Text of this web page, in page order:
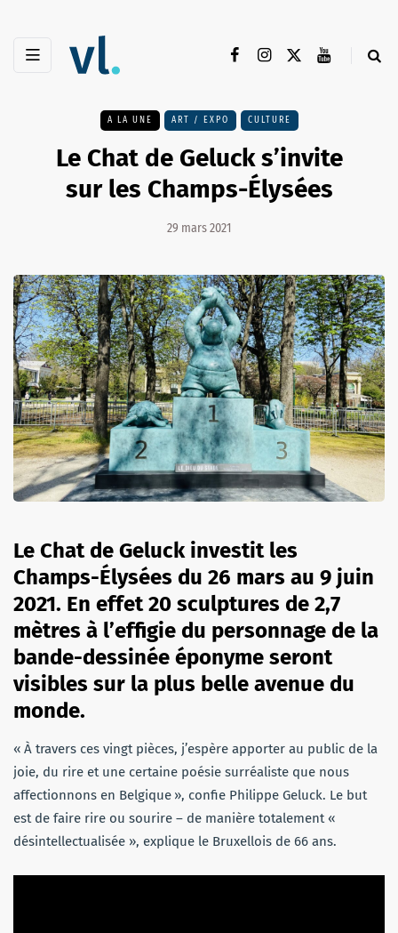
A LA UNE ART / EXPO CULTURE
Le Chat de Geluck s’invite
sur les Champs-Élysées
29 mars 2021
Le Chat de Geluck investit les
Champs-Élysées du 26 mars au 9 juin
2021. En effet 20 sculptures de 2,7
mètres à l’effigie du personnage de la
bande-dessinée éponyme seront
visibles sur la plus belle avenue du
monde.
« À travers ces vingt pièces, j’espère apporter au public de la
joie, du rire et une certaine poésie surréaliste que nous
affectionnons en Belgique », confie Philippe Geluck. Le but
est de faire rire ou sourire – de manière totalement «
désintellectualisée », explique le Bruxellois de 66 ans.